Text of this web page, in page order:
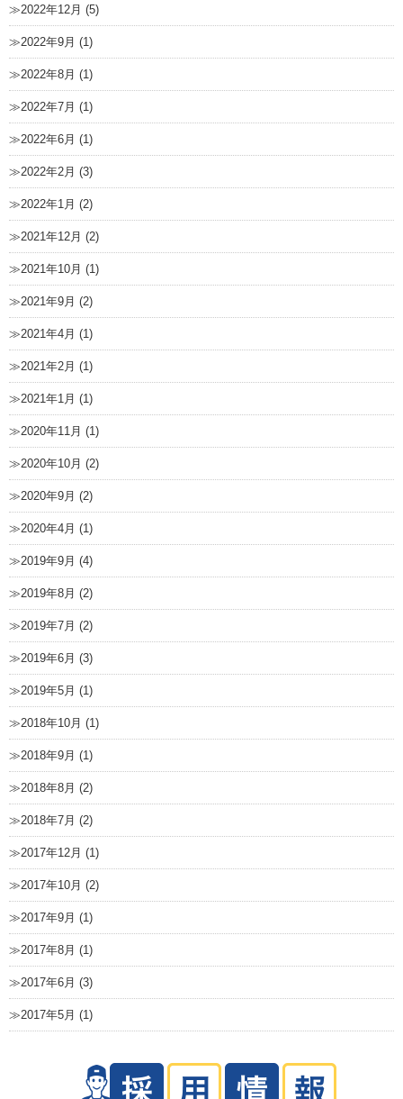
2022年12月 (5)
2022年9月 (1)
2022年8月 (1)
2022年7月 (1)
2022年6月 (1)
2022年2月 (3)
2022年1月 (2)
2021年12月 (2)
2021年10月 (1)
2021年9月 (2)
2021年4月 (1)
2021年2月 (1)
2021年1月 (1)
2020年11月 (1)
2020年10月 (2)
2020年9月 (2)
2020年4月 (1)
2019年9月 (4)
2019年8月 (2)
2019年7月 (2)
2019年6月 (3)
2019年5月 (1)
2018年10月 (1)
2018年9月 (1)
2018年8月 (2)
2018年7月 (2)
2017年12月 (1)
2017年10月 (2)
2017年9月 (1)
2017年8月 (1)
2017年6月 (3)
2017年5月 (1)